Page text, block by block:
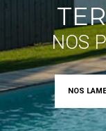
NOS
NOS